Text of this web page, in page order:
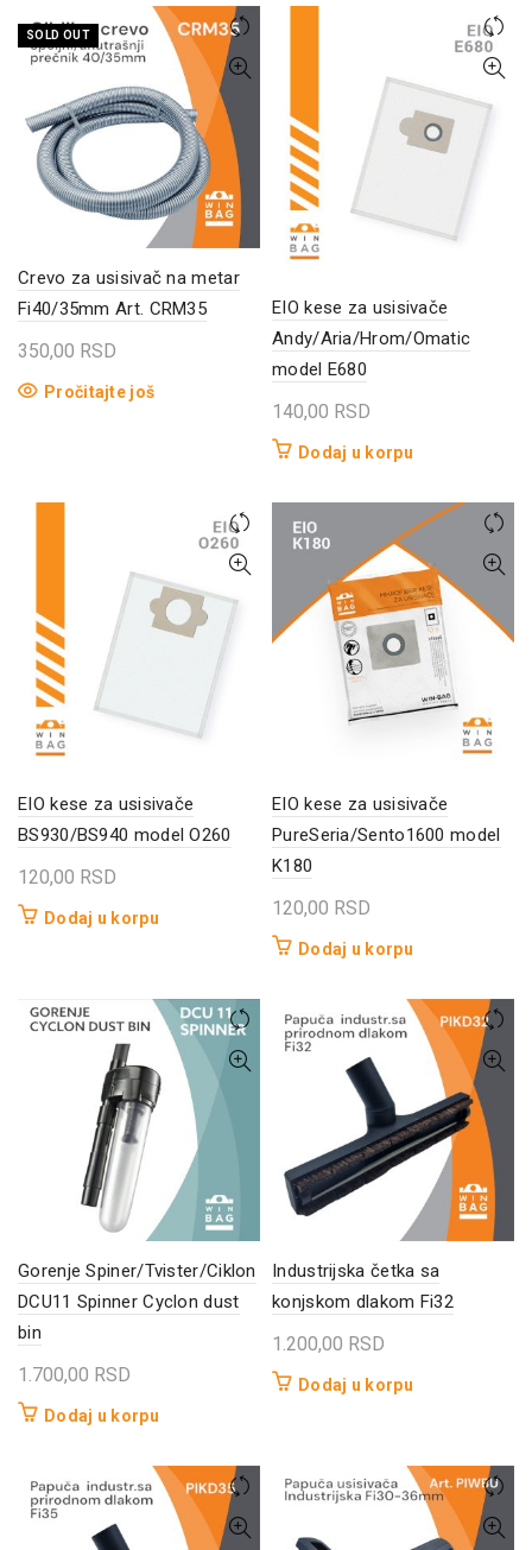
SOLD OUT
Crevo za usisivač na metar
Fi40/35mm Art. CRM35
350,00 RSD
Pročitajte još
EIO kese za usisivače
Andy/Aria/Hrom/Omatic
model E680
140,00 RSD
Dodaj u korpu
EIO kese za usisivače
BS930/BS940 model O260
120,00 RSD
Dodaj u korpu
EIO kese za usisivače
PureSeria/Sento1600 model
K180
120,00 RSD
Dodaj u korpu
Gorenje Spiner/Tvister/Ciklon
DCU11 Spinner Cyclon dust
bin
1.700,00 RSD
Dodaj u korpu
Industrijska četka sa
konjskom dlakom Fi32
1.200,00 RSD
Dodaj u korpu